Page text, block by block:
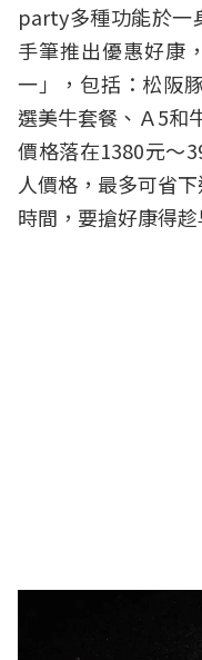
party多種功能於一
手筆推出優惠好康
一」，包括：松阪
選美牛套餐、Ａ5和
價格落在1380元～
人價格，最多可省
時間，要搶好康得趁